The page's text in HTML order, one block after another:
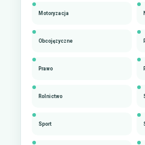
Motoryzacja
Obcojęzyczne
Prawo
Rolnictwo
Sport